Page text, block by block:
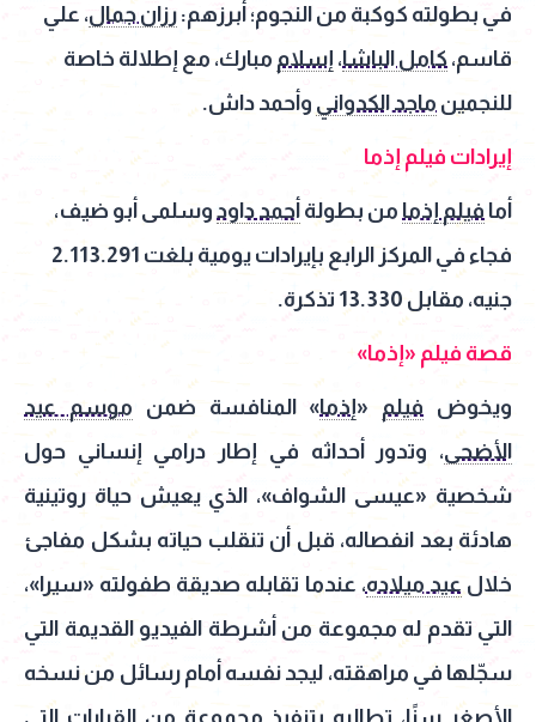
في بطولته كوكبة من النجوم؛ أبرزهم: رزان جمال، علي
قاسم، كامل الباشا، إسلام مبارك، مع إطلالة خاصة
للنجمين ماجد الكدواني وأحمد داش.
إيرادات فيلم إذما
أما فيلم إذما من بطولة أحمد داود وسلمى أبو ضيف،
فجاء في المركز الرابع بإيرادات يومية بلغت 2.113.291
جنيه، مقابل 13.330 تذكرة.
قصة فيلم «إذما»
ويخوض فيلم «إذما» المنافسة ضمن موسم عيد
الأضحى، وتدور أحداثه في إطار درامي إنساني حول
شخصية «عيسى الشواف»، الذي يعيش حياة روتينية
هادئة بعد انفصاله، قبل أن تنقلب حياته بشكل مفاجئ
خلال عيد ميلاده، عندما تقابله صديقة طفولته «سيرا»،
التي تقدم له مجموعة من أشرطة الفيديو القديمة التي
سجّلها في مراهقته، ليجد نفسه أمام رسائل من نسخه
الأصغر سنًا، تطالبه بتنفيذ مجموعة من القرارات التي